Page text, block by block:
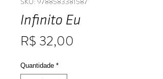
Infinito Eu
R$ 32,00
Quantidade *